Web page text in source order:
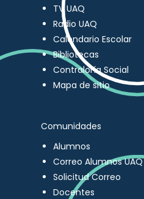
TV UAQ
Radio UAQ
Calendario Escolar
Bibliotecas
Contraloría Social
Mapa de sitio
Comunidades
Alumnos
Correo Alumnos UAQ
Solicitud Correo
Docentes